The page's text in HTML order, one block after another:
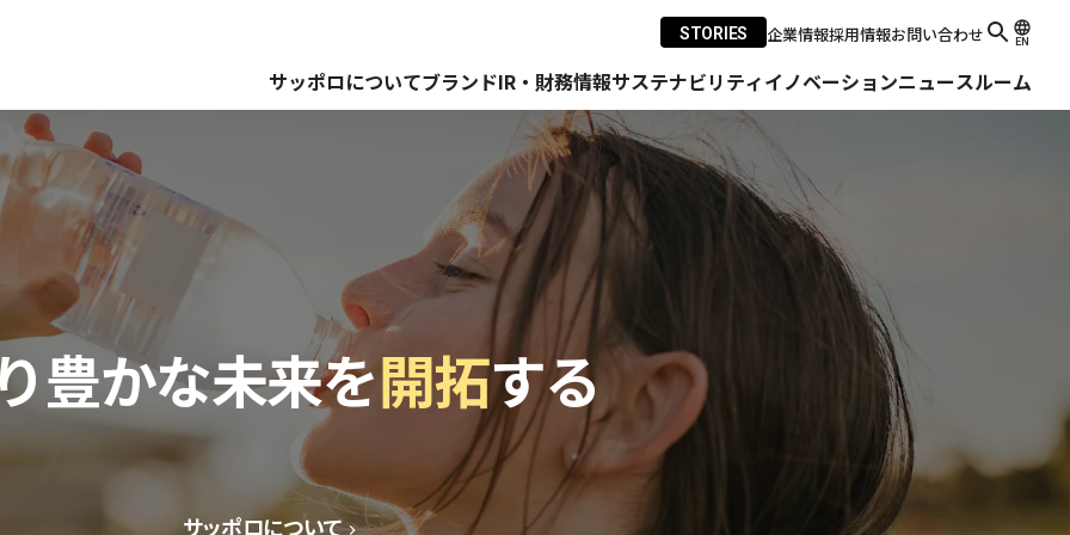
STORIES 企業情報採用情報お問い合わせ EN
サッポロについてブランドIR・財務情報サステナビリティイノベーションニュースルーム
豊かな未来を開拓する
サッポロについて